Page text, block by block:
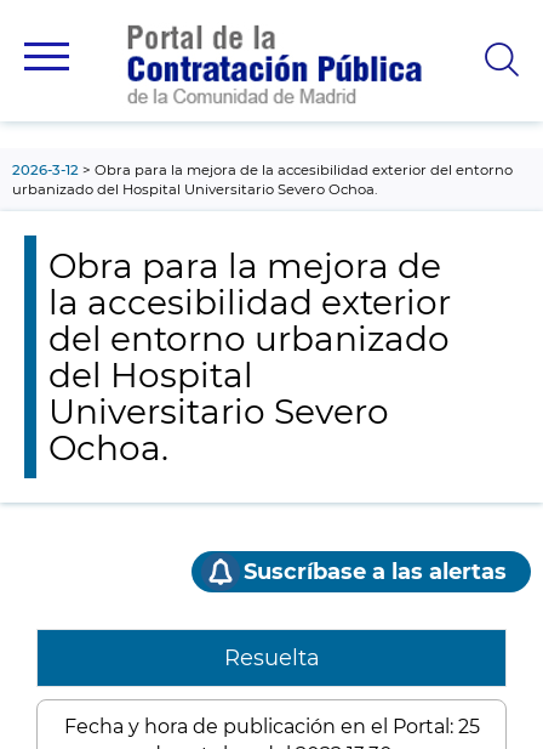
principal
2026-3-12
Obra para la mejora de la accesibilidad exterior del entorno
urbanizado del Hospital Universitario Severo Ochoa.
Obra para la mejora de
la accesibilidad exterior
del entorno urbanizado
del Hospital
Universitario Severo
Ochoa.
Suscríbase a las alertas
Resuelta
Fecha y hora de publicación en el Portal: 25